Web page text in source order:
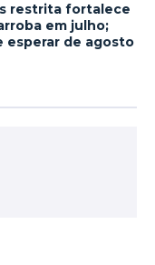
restrita fortalece
em julho;
esperar de agosto